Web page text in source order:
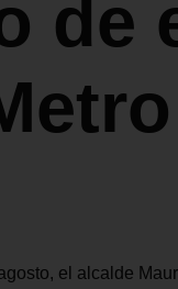
de
el alcalde